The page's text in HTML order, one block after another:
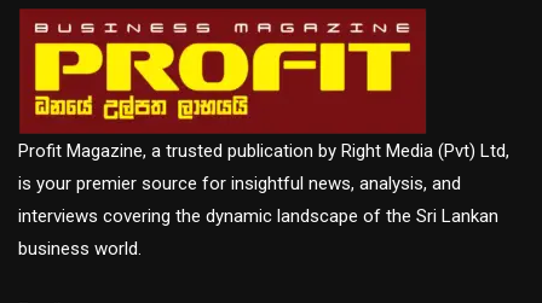
Profit Magazine, a trusted publication by Right Media (Pvt) Ltd,
is your premier source for insightful news, analysis, and
interviews covering the dynamic landscape of the Sri Lankan
business world.